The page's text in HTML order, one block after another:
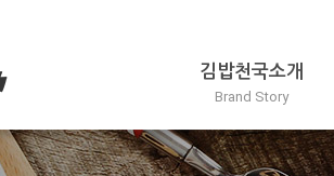
김밥천국소개
Brand Story